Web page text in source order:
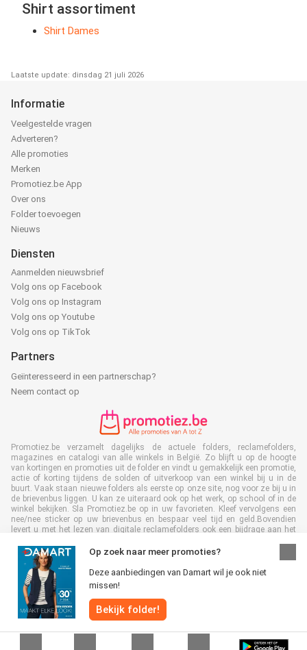
Shirt assortiment
Shirt Dames
Laatste update: dinsdag 21 juli 2026
Op zoek naar meer promoties?
Deze aanbiedingen van Damart wil je ook niet
missen!
Bekijk folder!
Informatie
Veelgestelde vragen
Adverteren?
Alle promoties
Merken
Promotiez.be App
Over ons
Folder toevoegen
Nieuws
Diensten
Aanmelden nieuwsbrief
Volg ons op Facebook
Volg ons op Instagram
Volg ons op Youtube
Volg ons op TikTok
Partners
Geïnteresseerd in een partnerschap?
Neem contact op
Promotiez.be verzamelt dagelijks de actuele folders, reclamefolders,
magazines en catalogi van alle winkels in België. Zo blijft u op de hoogte
van kortingen en promoties uit de folder en vindt u gemakkelijk een promotie,
actie of korting tijdens de solden of uitverkoop van een winkel bij u in de
buurt. Vaak staan nieuwe folders als eerste op onze site, nog voor ze bij u in
de brievenbus liggen. U kan ze uiteraard ook op het werk, op school of in de
winkel bekijken. Sla Promotiez.be op in uw favorieten. Kleef vervolgens een
nee/nee sticker op uw brievenbus en bespaar veel tijd en geld.Bovendien
levert u met het lezen van digitale reclamefolders ook een bijdrage aan het
Alle rechten voorbehouden © Promotiez.be 2026 |
voorwaarden|Privacybeleid